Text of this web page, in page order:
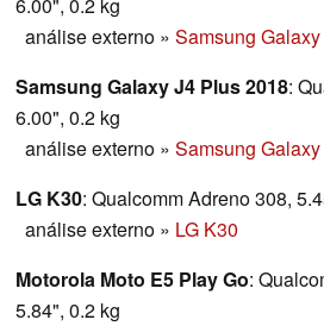
6.00", 0.2 kg
análise externo » Samsung
Samsung Galaxy J4 Plus 2018:
6.00", 0.2 kg
análise externo » Samsung
LG K30: Qualcomm Adreno 308,
análise externo » LG K30
Motorola Moto E5 Play Go:
5.84", 0.2 kg